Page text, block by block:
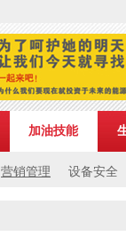
加油技能
营销管理 设备安全